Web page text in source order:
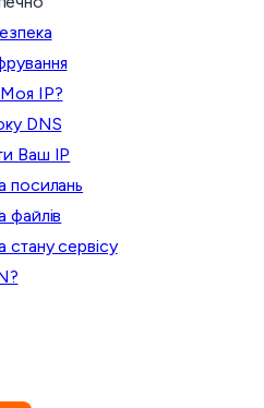
IP?
DNS
Ваш IP
посилань
файлів
стану сервісу